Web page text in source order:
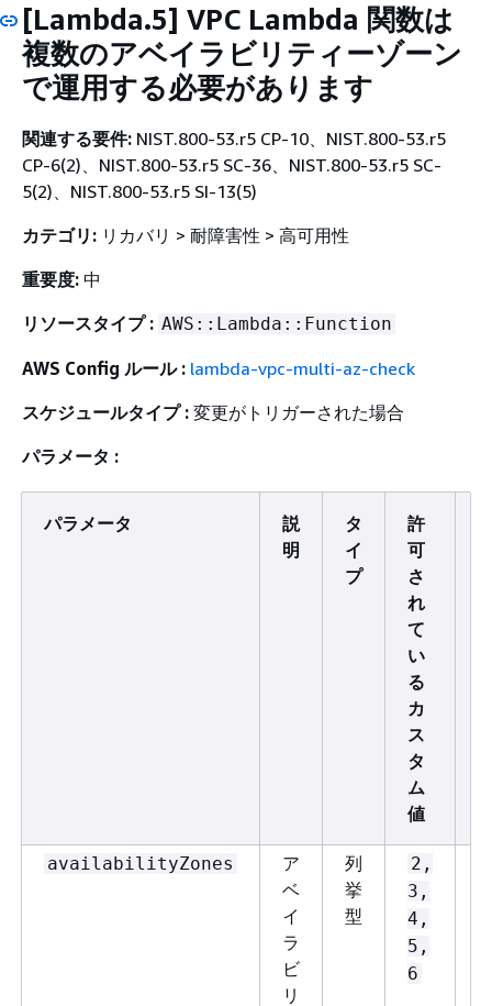
[Lambda.5] VPC Lambda 関数は
複数のアベイラビリティーゾーン
で運用する必要があります
関連する要件: NIST.800-53.r5 CP-10、NIST.800-53.r5
CP-6(2)、NIST.800-53.r5 SC-36、NIST.800-53.r5 SC-
5(2)、NIST.800-53.r5 SI-13(5)
カテゴリ: リカバリ > 耐障害性 > 高可用性
重要度: 中
リソースタイプ : AWS::Lambda::Function
AWS Config ルール : lambda-vpc-multi-az-check
スケジュールタイプ : 変更がトリガーされた場合
パラメータ :
パラメータ
説
明
タ
イ
プ
許
可
さ
れ
て
い
る
カ
ス
タ
ム
値
availabilityZones
ア
ベ
イ
ラ
ビ
リ
列
挙
型
2,
3,
4,
5,
6